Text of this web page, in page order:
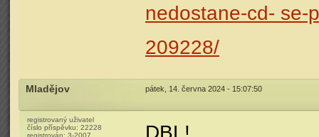
nedostane-cd- se-
209228/
Mladějov pátek, 14. června 2024 - 15:07:50
registrovaný uživatel
číslo příspěvku: 22228
registrován: 3-2007 DBL!